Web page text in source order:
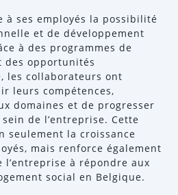
à ses employés la possibilité
et de développement
à des programmes de
des opportunités
les collaborateurs ont
leurs compétences,
domaines et de progresser
de l’entreprise. Cette
seulement la croissance
mais renforce également
l’entreprise à répondre aux
social en Belgique.